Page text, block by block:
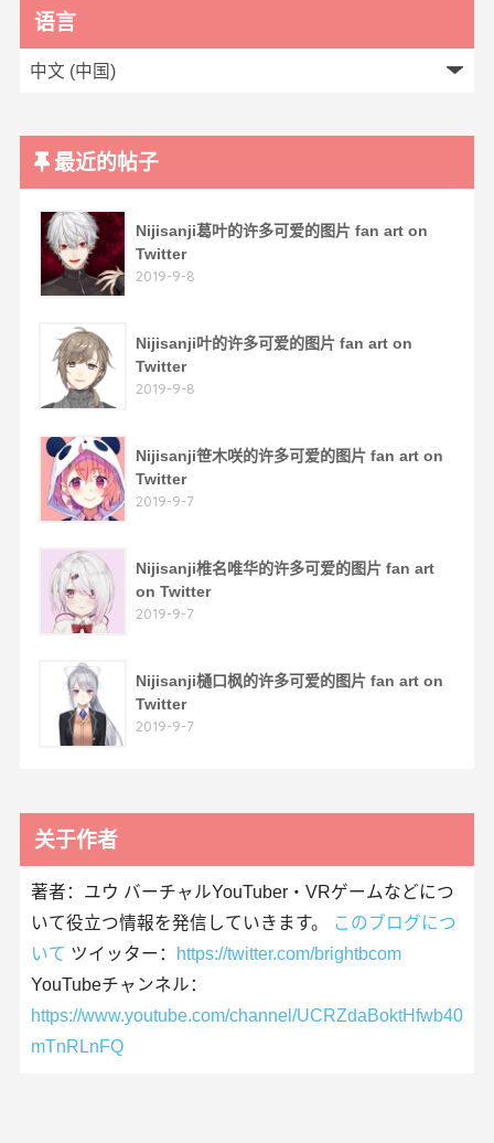
语言
最近的帖子
Nijisanji葛叶的许多可爱的图片 fan art on
Twitter
2019-9-8
Nijisanji叶的许多可爱的图片 fan art on
Twitter
2019-9-8
Nijisanji笹木咲的许多可爱的图片 fan art on
Twitter
2019-9-7
Nijisanji椎名唯华的许多可爱的图片 fan art
on Twitter
2019-9-7
Nijisanji樋口枫的许多可爱的图片 fan art on
Twitter
2019-9-7
关于作者
著者：ユウ バーチャルYouTuber・VRゲームなどにつ
いて役立つ情報を発信していきます。
このブログにつ
いて ツイッター：
https://twitter.com/brightbcom
YouTubeチャンネル：
https://www.youtube.com/channel/UCRZdaBoktHfwb40
mTnRLnFQ